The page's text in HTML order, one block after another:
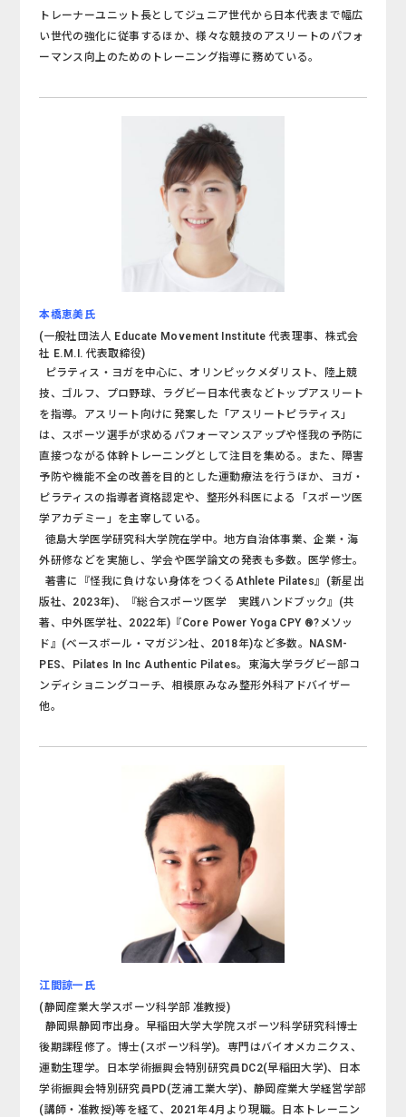
トレーナーユニット長としてジュニア世代から日本代表まで幅広
い世代の強化に従事するほか、様々な競技のアスリートのパフォ
ーマンス向上のためのトレーニング指導に務めている。
本橋恵美氏
(一般社団法人 Educate Movement Institute 代表理事、株式会
社 E.M.I. 代表取締役)
ピラティス・ヨガを中心に、オリンピックメダリスト、陸上競
技、ゴルフ、プロ野球、ラグビー日本代表などトップアスリート
を指導。アスリート向けに発案した「アスリートピラティス」
は、スポーツ選手が求めるパフォーマンスアップや怪我の予防に
直接つながる体幹トレーニングとして注目を集める。また、障害
予防や機能不全の改善を目的とした運動療法を行うほか、ヨガ・
ピラティスの指導者資格認定や、整形外科医による「スポーツ医
学アカデミー」を主宰している。
徳島大学医学研究科大学院在学中。地方自治体事業、企業・海
外研修などを実施し、学会や医学論文の発表も多数。医学修士。
著書に『怪我に負けない身体をつくるAthlete Pilates』(新星出
版社、2023年)、『総合スポーツ医学 実践ハンドブック』(共
著、中外医学社、2022年)『Core Power Yoga CPY ®?メソッ
ド』(ベースボール・マガジン社、2018年)など多数。NASM-
PES、Pilates In Inc Authentic Pilates。東海大学ラグビー部コ
ンディショニングコーチ、相模原みなみ整形外科アドバイザー
他。
江間諒一氏
(静岡産業大学スポーツ科学部 准教授)
静岡県静岡市出身。早稲田大学大学院スポーツ科学研究科博士
後期課程修了。博士(スポーツ科学)。専門はバイオメカニクス、
運動生理学。日本学術振興会特別研究員DC2(早稲田大学)、日本
学術振興会特別研究員PD(芝浦工業大学)、静岡産業大学経営学部
(講師・准教授)等を経て、2021年4月より現職。日本トレーニン